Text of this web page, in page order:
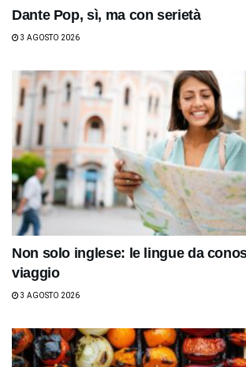
Dante Pop, sì, ma con serietà
3 AGOSTO 2026
Non solo inglese: le lingue da
viaggio
3 AGOSTO 2026